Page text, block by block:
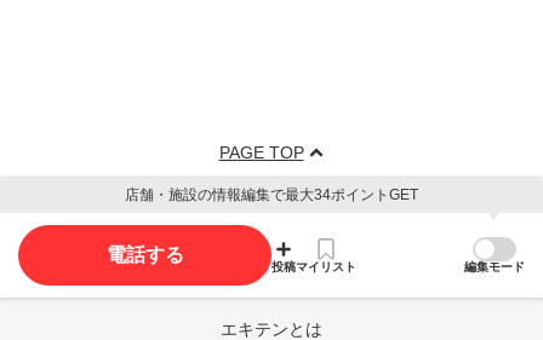
PAGE TOP
店舗・施設の情報編集で最大34ポイントGET
電話する
投稿マイリスト 編集モード
エキテンとは